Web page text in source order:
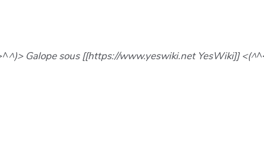
^)> Galope sous [[https://www.yeswiki.net YesWiki]] <(^